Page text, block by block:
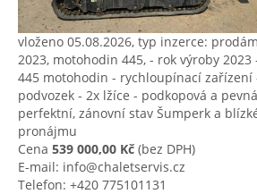
vloženo 05.08.2026, typ inzerce:
2023, motohodin 445, - rok výroby
445 motohodin - rychloupínací zařízení
podvozek - 2x lžíce - podkopová a
perfektní, zánovní stav Šumperk a
pronájmu
Cena 539 000,00 Kč (bez DPH)
E-mail: info@chaletservis.cz
Telefon: +420 775101131